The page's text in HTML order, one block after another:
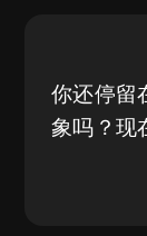
你还停留
象吗？现